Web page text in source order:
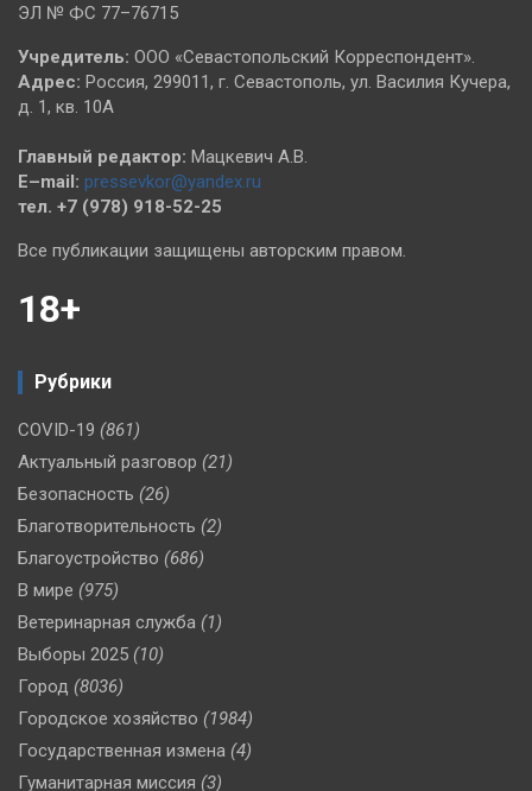
ЭЛ № ФС 77–76715
Учредитель: ООО «Севастопольский Корреспондент».
Адрес: Россия, 299011, г. Севастополь, ул. Василия Кучера,
д. 1, кв. 10А
Главный редактор: Мацкевич А.В.
E–mail: pressevkor@yandex.ru
тел. +7 (978) 918-52-25
Все публикации защищены авторским правом.
18+
Рубрики
COVID-19 (861)
Актуальный разговор (21)
Безопасность (26)
Благотворительность (2)
Благоустройство (686)
В мире (975)
Ветеринарная служба (1)
Выборы 2025 (10)
Город (8036)
Городское хозяйство (1984)
Государственная измена (4)
Гуманитарная миссия (3)